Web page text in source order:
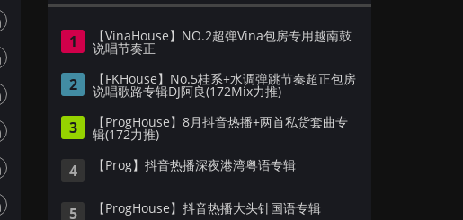
1 【VinaHouse】NO.2超弹Vina包房专用越南鼓
说唱节奏正
2 【FKHouse】No.5桂系+水调弹跳节奏超正包房
说唱歌路专辑DJ阿良(172Mix力推)
3 【ProgHouse】8月抖音热播+两首私货套曲专
辑(172力推)
4 【Prog】抖音热播深夜港湾粤语专辑
5 【ProgHouse】抖音热播大头针国语专辑